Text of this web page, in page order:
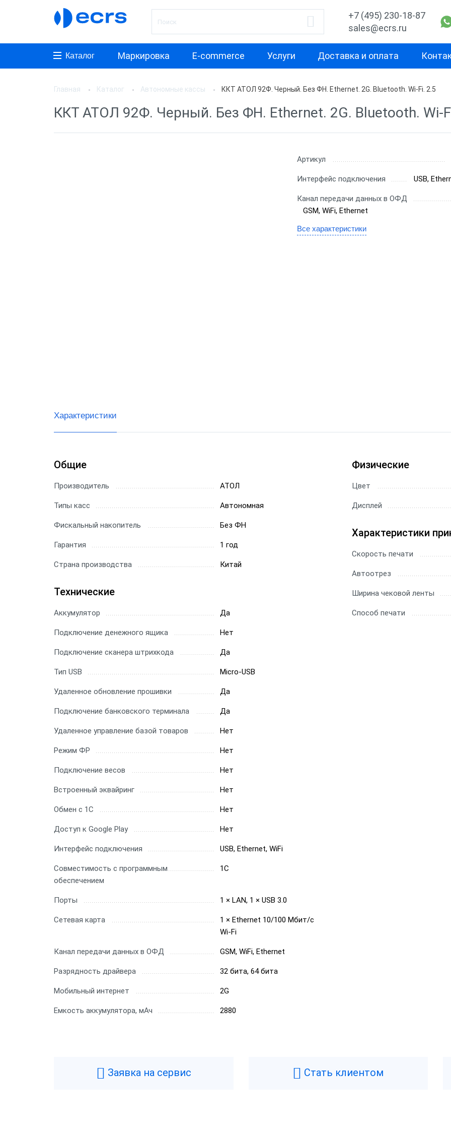
+7 (495) 230-18-87
sales@ecrs.ru
Каталог Маркировка E-commerce Услуги Доставка и оплата
Производитель
WAB-Technology
АТОЛ
Назначение
Для офиса
Для курьера
Для салона красоты
Для тур-агентства
Для ООО
Для Патента
Свойство
Маленькая
Для
Переносная
Главная Каталог Автономные кассы ККТ АТОЛ 92Ф. Черный. Без ФН. Ethernet. 2G. Bluetooth. Wi-Fi. 2.5
ККТ АТОЛ 92Ф. Черный. Без ФН. Ethernet. 2G. Bluetooth. Wi-
Артикул
Интерфейс подключения USB,
Канал передачи данных в ОФД
GSM, WiFi, Ethernet
Все характеристики
Характеристики
Общие
Производитель АТОЛ
Типы касс Автономная
Фискальный накопитель Без ФН
Гарантия 1 год
Страна производства Китай
Технические
Аккумулятор Да
Подключение денежного ящика Нет
Подключение сканера штрихкода Да
Тип USB Micro-USB
Удаленное обновление прошивки Да
Подключение банковского терминала Да
Удаленное управление базой товаров Нет
Режим ФР Нет
Подключение весов Нет
Встроенный эквайринг Нет
Обмен с 1С Нет
Доступ к Google Play Нет
Интерфейс подключения USB, Ethernet, WiFi
Совместимость с программным
обеспечением
1С
Порты 1 × LAN, 1 × USB 3.0
Сетевая карта
1 × Ethernet 10/100 Мбит/с
Wi-Fi
Канал передачи данных в ОФД GSM, WiFi, Ethernet
Разрядность драйвера 32 бита, 64 бита
Мобильный интернет 2G
Емкость аккумулятора, мАч 2880
Физические
Цвет
Дисплей
Характеристики
Скорость печати
Автоотрез
Ширина чековой ленты
Способ печати
Заявка на сервис Стать клиентом